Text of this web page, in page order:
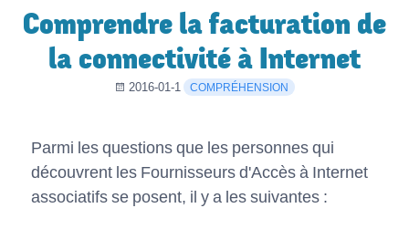
Comprendre la facturation de
la connectivité à Internet
2016-01-1 COMPRÉHENSION
Parmi les questions que les personnes qui
découvrent les Fournisseurs d'Accès à Internet
associatifs se posent, il y a les suivantes :